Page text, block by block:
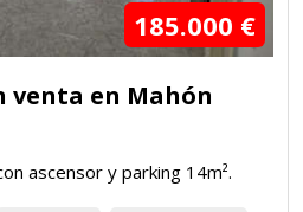
185.000 €
en Mahón
ascensor y parking 14m².